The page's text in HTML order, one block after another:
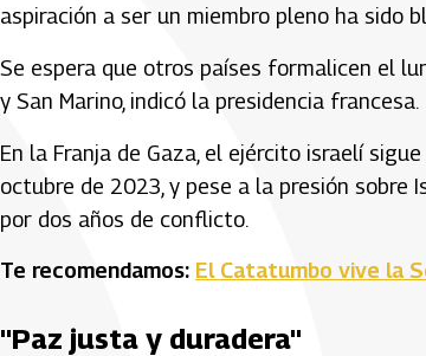
aspiración a ser un miembro pleno ha sido
Se espera que otros países formalicen el
y San Marino, indicó la presidencia francesa.
En la Franja de Gaza, el ejército israelí
octubre de 2023, y pese a la presión
por dos años de conflicto.
Te recomendamos: El Catatumbo vive la
"Paz justa y duradera"